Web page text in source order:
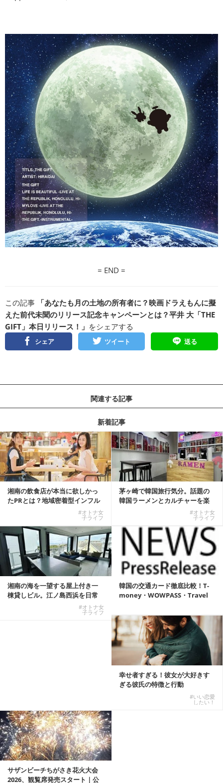
= END =
この記事
「あなたも月の土地の所有者に？映画ドラえもんに擬
えた前代未聞のリリース記念キャンペーンとは？平井 大「THE
GIFT」本日リリース！」 をシェアする
シェア ツイート 送る
関連する記事
新着記事
湘南の飲食店が本当に欲しかっ
たPRとは？地域密着型インフル
#オトナ女
子ライフ
茅ヶ崎で韓国旅行気分。話題の
韓国ラーメンとカルチャーを楽
#オトナ女
子ライフ
湘南の海を一望する屋上付き一
棟貸しビル。江ノ島西浜を日常
#オトナ女
子ライフ
韓国の交通カード徹底比較！T-
money・WOWPASS・Travel
幸せ者すぎる！彼女が大好きす
ぎる彼氏の特徴と行動
#いい恋愛
したい！
サザンビーチちがさき花火大会
2026、観覧席発売スタート｜公